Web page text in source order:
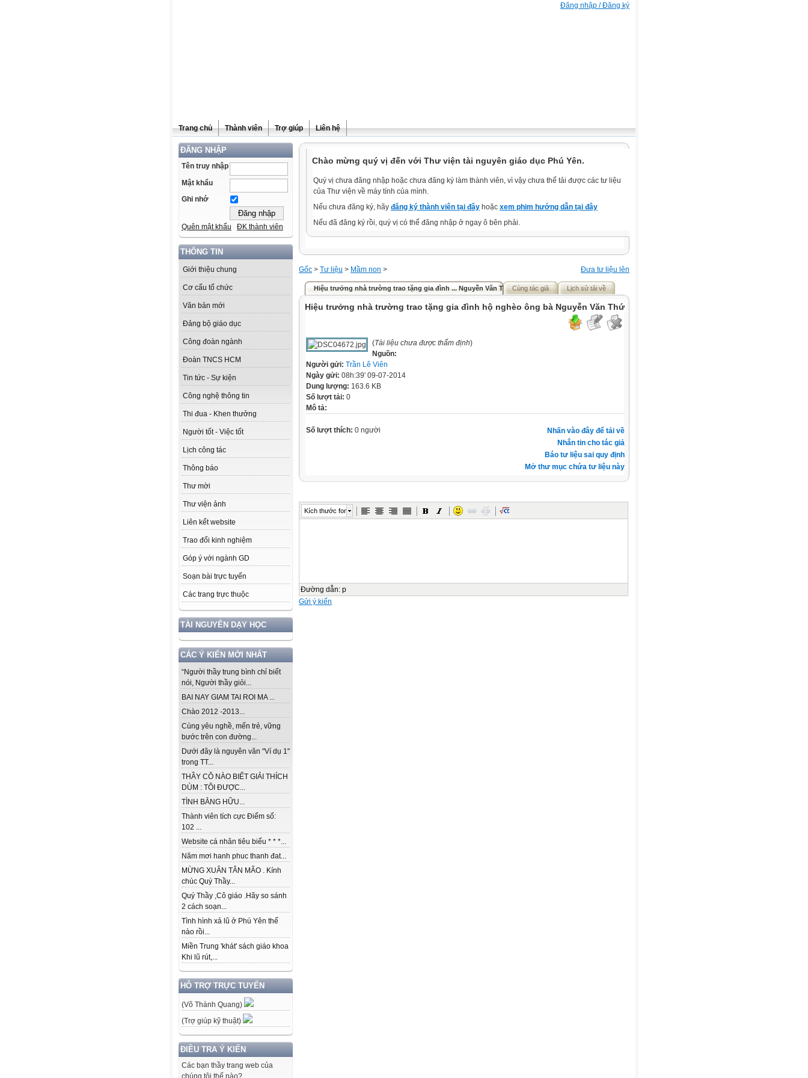
Đăng nhập / Đăng ký
Trang chủ Thành viên Trợ giúp Liên hệ
ĐĂNG NHẬP
Tên truy nhập
Mật khẩu
Ghi nhớ
Quên mật khẩu ĐK thành viên
THÔNG TIN
Giới thiệu chung
Cơ cấu tổ chức
Văn bản mới
Đảng bộ giáo dục
Công đoàn ngành
Đoàn TNCS HCM
Tin tức - Sự kiện
Công nghệ thông tin
Thi đua - Khen thưởng
Người tốt - Việc tốt
Lịch công tác
Thông báo
Thư mời
Thư viện ảnh
Liên kết website
Trao đổi kinh nghiệm
Góp ý với ngành GD
Soạn bài trực tuyến
Các trang trực thuộc
TÀI NGUYÊN DẠY HỌC
CÁC Ý KIẾN MỚI NHẤT
“Người thầy trung bình chỉ biết
nói, Người thầy giỏi...
BAI NAY GIAM TAI ROI MA ...
Chào 2012 -2013...
Cùng yêu nghề, mến trẻ, vững
bước trên con đường...
Dưới đây là nguyên văn "Ví dụ 1"
trong TT...
THẦY CÔ NÀO BIẾT GIẢI THÍCH
DÙM : TÔI ĐƯỢC...
TÌNH BẰNG HỮU...
Thành viên tích cực Điểm số:
102 ...
Website cá nhân tiêu biểu * * *...
Năm mơi hanh phuc thanh đat...
MỪNG XUÂN TÂN MÃO . Kính
chúc Quý Thầy...
Quý Thầy ,Cô giáo .Hãy so sánh
2 cách soạn...
Tình hình xả lũ ở Phú Yên thế
nào rồi...
Miền Trung 'khát' sách giáo khoa
Khi lũ rút,...
HỖ TRỢ TRỰC TUYẾN
(Võ Thành Quang)
(Trợ giúp kỹ thuật)
ĐIỀU TRA Ý KIẾN
Các bạn thầy trang web của
chúng tôi thế nào?
Chào mừng quý vị đến với Thư viện tài nguyên giáo dục Phú Yên.
Quý vị chưa đăng nhập hoặc chưa đăng ký làm thành viên, vì vậy chưa thể tải được các tư liệu
của Thư viện về máy tính của mình.
Nếu chưa đăng ký, hãy đăng ký thành viên tại đây hoặc xem phim hướng dẫn tại đây
Nếu đã đăng ký rồi, quý vị có thể đăng nhập ở ngay ô bên phải.
Đưa tư liệu lên
Gốc > Tư liệu > Mầm non >
Hiệu trưởng nhà trường trao tặng gia đình ... Nguyễn Văn ThứCùng tác giả Lịch sử tải về
Hiệu trưởng nhà trường trao tặng gia đình hộ nghèo ông bà Nguyễn Văn Thứ
(Tài liệu chưa được thẩm định)
Nguồn:
Người gửi: Trần Lê Viên
Ngày gửi: 08h:39' 09-07-2014
Dung lượng: 163.6 KB
Số lượt tải: 0
Mô tả:
Nhấn vào đây để tải về
Nhắn tin cho tác giả
Báo tư liệu sai quy định
Mở thư mục chứa tư liệu này
Số lượt thích: 0 người
Kích thước font
Đường dẫn: p
Gửi ý kiến